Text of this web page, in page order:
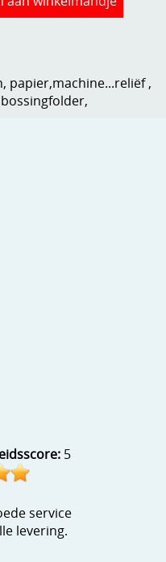
machines
5
service
levering.
papier,machine...reliëf ,